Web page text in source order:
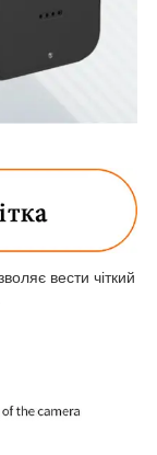
вести чіткий